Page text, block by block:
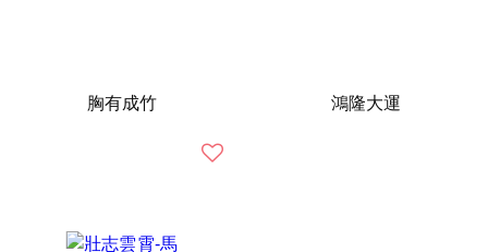
胸有成竹 鴻隆大運